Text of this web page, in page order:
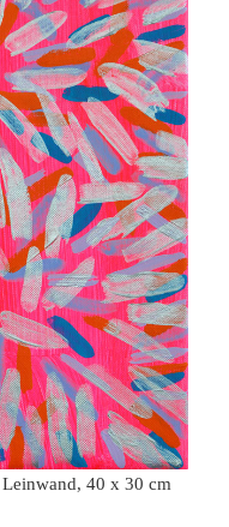
40 x 30 cm